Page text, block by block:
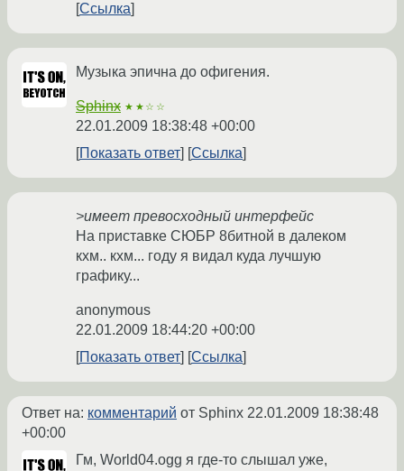
Ссылка
Музыка эпична до офигения.
Sphinx ★★☆☆
22.01.2009 18:38:48 +00:00
Показать ответ
Ссылка
>имеет превосходный интерфейс
На приставке СЮБР 8битной в далеком
кхм.. кхм... году я видал куда лучшую
графику...
anonymous
22.01.2009 18:44:20 +00:00
Показать ответ
Ссылка
Ответ на: комментарий от Sphinx 22.01.2009 18:38:48
+00:00
Гм, World04.ogg я где-то слышал уже,